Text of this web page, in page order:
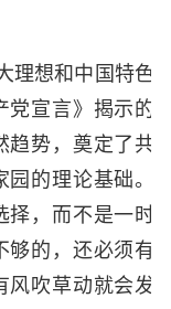
理想和中国特色
党宣言》揭示的
趋势，奠定了共
的理论基础。
，而不是一时
够的，还必须有
风吹草动就会发